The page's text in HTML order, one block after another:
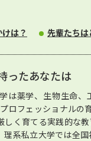
は？ 先輩たちは
ったあなたは
は薬学、生物生命
ロフェッショナル
しく育てる実践的な
理系私立大学では全